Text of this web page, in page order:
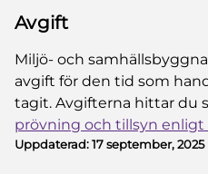
Avgift
Miljö- och
avgift för den tid som
tagit. Avgifterna hittar du
prövning och tillsyn
Uppdaterad:17 september, 2025